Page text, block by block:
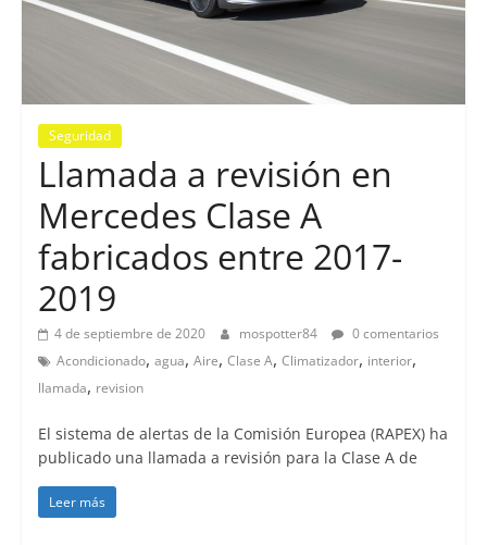
Seguridad
Llamada a revisión en
Mercedes Clase A
fabricados entre 2017-
2019
4 de septiembre de 2020 mospotter84
0 comentarios
Acondicionado, agua, Aire, Clase A, Climatizador, interior,
llamada, revision
El sistema de alertas de la Comisión Europea (RAPEX) ha
publicado una llamada a revisión para la Clase A de
Leer más